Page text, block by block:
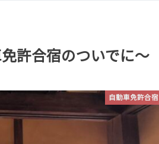
許合宿のついでに〜
自動車免許合宿